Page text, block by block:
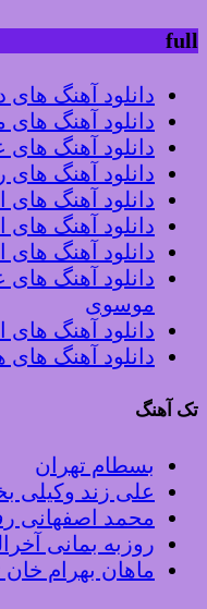
دانلود آهنگ های
دانلود آهنگ
دانلود آهنگ های
دانلود آهنگ های
دانلود آهنگ
دانلود آهنگ های
دانلود آهنگ های
دانلود آهنگ های
موسوی
دانلود آهنگ های
دانلود آهنگ های
آهنگ
بسطام تهران
علی زند وکیلی
محمد اصفهانی
روزبه بمانی
ماهان بهرام خان